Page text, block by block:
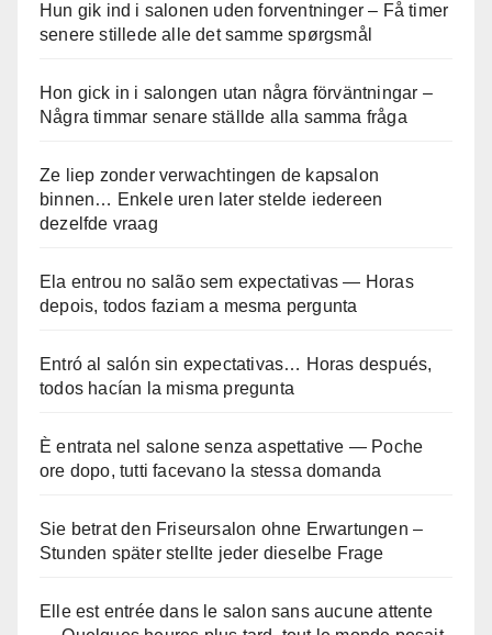
Hun gik ind i salonen uden forventninger – Få timer
senere stillede alle det samme spørgsmål
Hon gick in i salongen utan några förväntningar –
Några timmar senare ställde alla samma fråga
Ze liep zonder verwachtingen de kapsalon
binnen… Enkele uren later stelde iedereen
dezelfde vraag
Ela entrou no salão sem expectativas — Horas
depois, todos faziam a mesma pergunta
Entró al salón sin expectativas… Horas después,
todos hacían la misma pregunta
È entrata nel salone senza aspettative — Poche
ore dopo, tutti facevano la stessa domanda
Sie betrat den Friseursalon ohne Erwartungen –
Stunden später stellte jeder dieselbe Frage
Elle est entrée dans le salon sans aucune attente